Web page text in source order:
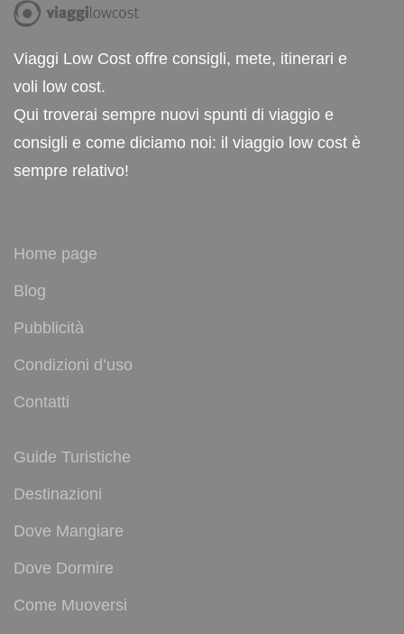
Viaggi Low Cost offre consigli, mete, itinerari e
voli low cost.
Qui troverai sempre nuovi spunti di viaggio e
consigli e come diciamo noi: il viaggio low cost è
sempre relativo!
Home page
Blog
Pubblicità
Condizioni d’uso
Contatti
Guide Turistiche
Destinazioni
Dove Mangiare
Dove Dormire
Come Muoversi